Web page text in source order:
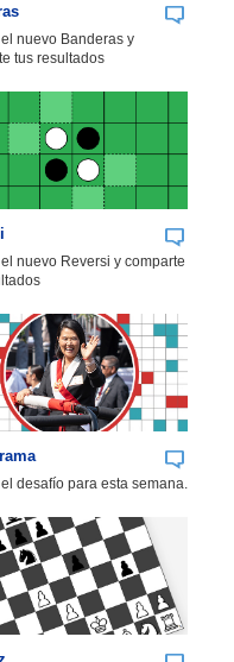
nuevo Banderas y
tus resultados
nuevo Reversi y comparte
desafío para esta semana.